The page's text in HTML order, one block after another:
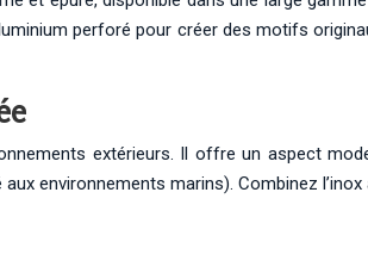
perforé pour créer des motifs
extérieurs. Il offre un aspect
environnements marins). Combinez